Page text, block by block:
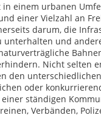
in einem urbanen
einer Vielzahl an
darum, die
unterhalten und
Nicht selten
den
oder
ständigen
Verbänden,